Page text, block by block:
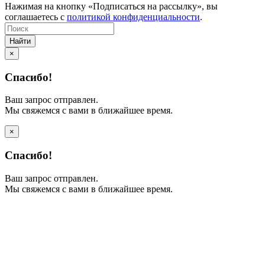
Нажимая на кнопку «Подписаться на рассылку», вы
соглашаетесь с политикой конфиденциальности.
Найти
×
Спасибо!
Ваш запрос отправлен.
Мы свяжемся с вами в ближайшее время.
×
Спасибо!
Ваш запрос отправлен.
Мы свяжемся с вами в ближайшее время.